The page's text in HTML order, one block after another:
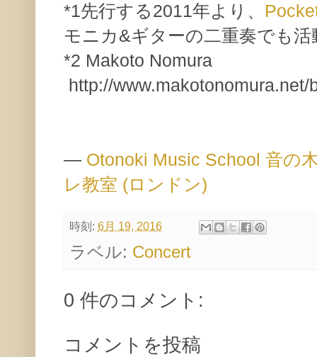
*1先行する2011年より、
モニカ&ギターの二重奏でも
*2 Makoto Nomura
http://
— Otonoki Music School 音の
レ教室 (ロンドン)
時刻: 6月 19, 2016
ラベル: Concert
0 件のコメント:
コメントを投稿